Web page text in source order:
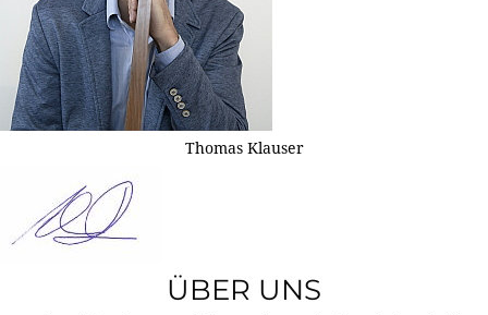
Thomas Klauser
ÜBER UNS